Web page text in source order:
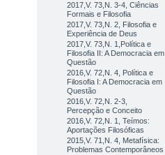
2017,V. 73,N. 3-4, Ciências
Formais e Filosofia
2017,V. 73,N. 2, Filosofia e
Experiência de Deus
2017,V. 73,N. 1,Política e
Filosofia II: A Democracia em
Questão
2016,V. 72,N. 4, Política e
Filosofia I: A Democracia em
Questão
2016,V. 72,N. 2-3,
Percepção e Conceito
2016,V. 72,N. 1, Teímos:
Aportações Filosóficas
2015,V. 71,N. 4, Metafísica:
Problemas Contemporâneos